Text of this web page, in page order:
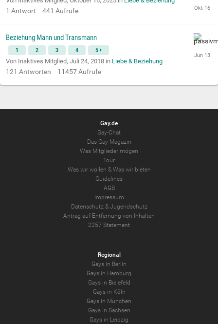
1 Antwort 441 Aufrufe
Beziehung Mann und Transmann
1 2 3 4 5
Von Inaktives Mitglied, Juli 24, 2018 in Liebe & Beziehung
121 Antworten 11457Aufrufe
Gay.de
Gay-Chat
Das Gay Magazin
Was Mitglieder mögen
Tour
Was wir wollen & Was wir bieten
Guidelines
AGB
Impressum
Datenschutz& Jugendschutz
Antrag auf Entfernung von Inhalten
2257 Statement
Regional
Gays in Berlin
Gays in Hamburg
Gays in Bielefeld
Gays in Köln
Gays in München
Gays in Sachsen
Gays in Leipzig